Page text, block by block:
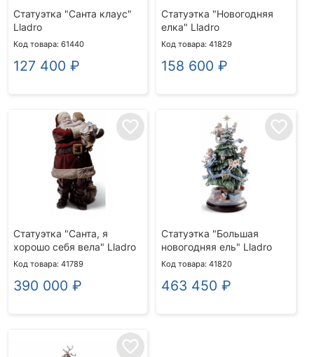
Статуэтка "Санта клаус"
Lladro
Код товара: 61440
127 400 ₽
Статуэтка "Новогодняя
елка" Lladro
Код товара: 41829
158 600 ₽
favorite_border
Статуэтка "Санта, я
хорошо себя вела" Lladro
Код товара: 41789
390 000 ₽
favorite_border
Статуэтка "Большая
новогодняя ель" Lladro
Код товара: 41820
463 450 ₽
favorite_border